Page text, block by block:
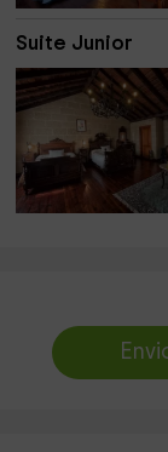
Suite Junior